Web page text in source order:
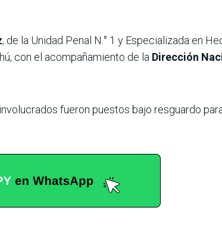
, de la Unidad Penal N.° 1 y Especializada en
con el acompañamiento de la Dirección
fueron puestos bajo resguardo